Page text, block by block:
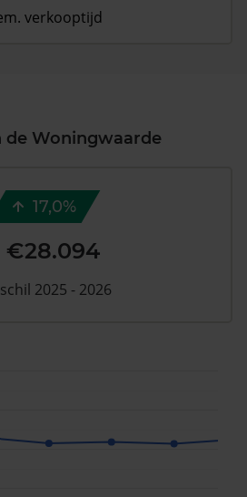
verkooptijd
Woningwaarde
17,0%
€28.094
2025 - 2026